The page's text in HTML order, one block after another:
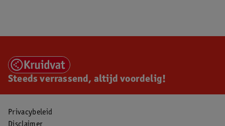
Steeds verrassend, altijd voordelig!
Privacybeleid